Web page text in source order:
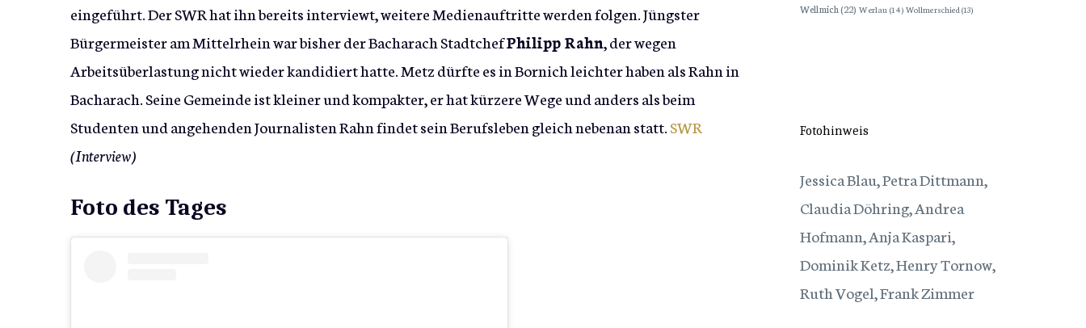
eingeführt. Der SWR hat ihn bereits interviewt, weitere Medienauftritte werden folgen. Jüngster
Bürgermeister am Mittelrhein war bisher der Bacharach StadtchefPhilipp Rahn, der wegen
Arbeitsüberlastung nicht wieder kandidiert hatte. Metz dürfte es in Bornich leichter haben als Rahn in
Bacharach. Seine Gemeinde ist kleiner und kompakter, er hat kürzere Wege und anders als beim
Studenten und angehenden Journalisten Rahn findet sein Berufsleben gleich nebenan statt.SWR
(Interview)
Foto des Tages
Wellmich (22) Werlau (14) Wollmerschied (13)
Fotohinweis
Jessica Blau, Petra Dittmann,
Claudia Döhring, Andrea
Hofmann, Anja Kaspari,
Dominik Ketz, Henry Tornow,
Ruth Vogel, Frank Zimmer